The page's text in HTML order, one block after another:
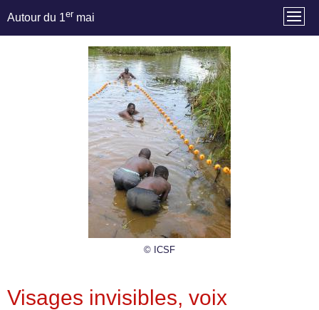
Autour du 1er mai
© ICSF
Visages invisibles, voix